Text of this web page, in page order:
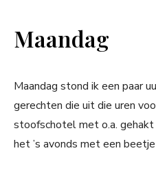
Maandag
Maandag stond ik een paar
gerechten die uit die uren
stoofschotel met o.a.
het ’s avonds met een